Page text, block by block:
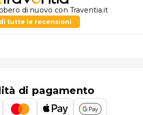
di nuovo con Traventia.it
tutte le recensioni
di pagamento